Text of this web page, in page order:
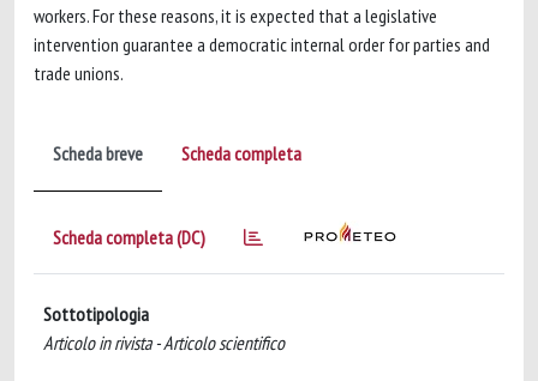
workers. For these reasons, it is expected that a legislative
intervention guarantee a democratic internal order for parties and
trade unions.
Scheda breve Scheda completa
Scheda completa (DC)
Sottotipologia
Articolo in rivista - Articolo scientifico